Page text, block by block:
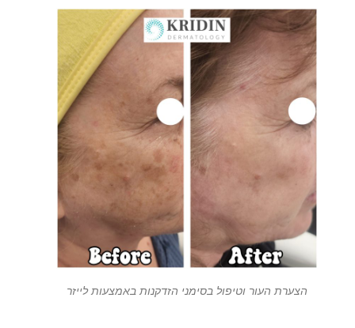
הצערת העור וטיפול בסימני הזדקנות באמצעות לייזר